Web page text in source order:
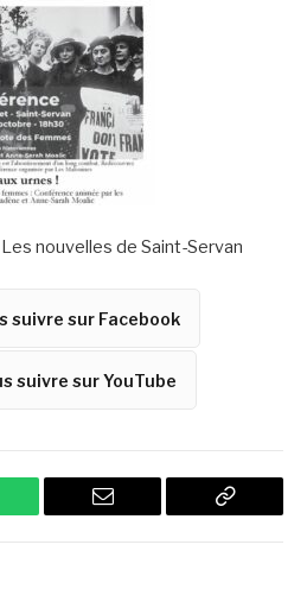
nouvelles de Saint-Servan
suivre sur Facebook
suivre sur YouTube
Email
Copy